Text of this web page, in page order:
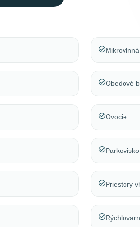
Obedové
Ovocie
Parkovisko
Priestory